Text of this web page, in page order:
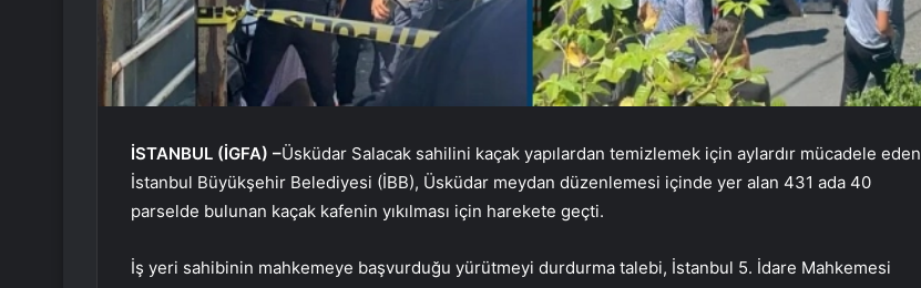
İSTANBUL (İGFA) –Üsküdar Salacak sahilini kaçak yapılardan temizlemek için aylardır mücadele eden
İstanbul Büyükşehir Belediyesi (İBB), Üsküdar meydan düzenlemesi içinde yer alan 431 ada 40
parselde bulunan kaçak kafenin yıkılması için harekete geçti.
İş yeri sahibinin mahkemeye başvurduğu yürütmeyi durdurma talebi, İstanbul 5. İdare Mahkemesi